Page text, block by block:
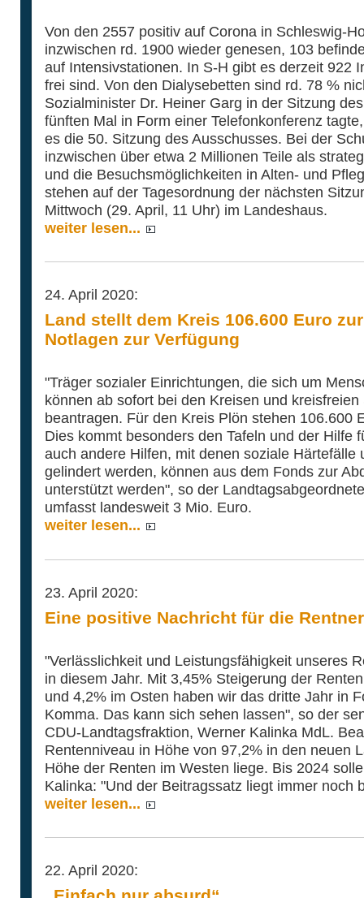
Von den 2557 positiv auf Corona in Schleswig-
inzwischen rd. 1900 wieder genesen, 103
auf Intensivstationen. In S-H gibt es derzeit 922
frei sind. Von den Dialysebetten sind rd. 78 %
Sozialminister Dr. Heiner Garg in der Sitzung
fünften Mal in Form einer Telefonkonferenz
es die 50. Sitzung des Ausschusses. Bei der
inzwischen über etwa 2 Millionen Teile als
und die Besuchsmöglichkeiten in Alten- und
stehen auf der Tagesordnung der nächsten
Mittwoch (29. April, 11 Uhr) im Landeshaus.
weiter lesen...
24. April 2020:
Land stellt dem Kreis 106.600 Euro
Notlagen zur Verfügung
"Träger sozialer Einrichtungen, die sich um
können ab sofort bei den Kreisen und
beantragen. Für den Kreis Plön stehen 106.600
Dies kommt besonders den Tafeln und der Hilfe
auch andere Hilfen, mit denen soziale Härtefälle
gelindert werden, können aus dem Fonds zur
unterstützt werden", so der
umfasst landesweit 3 Mio. Euro.
weiter lesen...
23. April 2020:
Eine positive Nachricht für die Rentner
"Verlässlichkeit und Leistungsfähigkeit unseres
in diesem Jahr. Mit 3,45% Steigerung der
und 4,2% im Osten haben wir das dritte Jahr in
Komma. Das kann sich sehen lassen", so der
CDU-Landtagsfraktion, Werner Kalinka MdL.
Rentenniveau in Höhe von 97,2% in den neuen
Höhe der Renten im Westen liege. Bis 2024
Kalinka: "Und der Beitragssatz liegt immer noch
weiter lesen...
22. April 2020: